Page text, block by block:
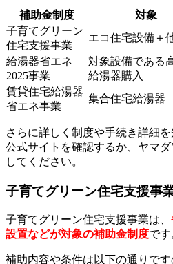
補助金制度 対象
子育てグリーン
住宅支援事業
エコ住宅設備＋
給湯器省エネ
2025事業
対象設備である
給湯器購入
賃貸住宅給湯器
省エネ事業
集合住宅給湯器
さらに詳しく制度や手続き詳細
公式サイトを確認するか、ヤマ
してください。
子育てグリーン住宅支援事
子育てグリーン住宅支援事業は、
設置などが対象の補助金制度です
補助内容や条件は以下の通りです